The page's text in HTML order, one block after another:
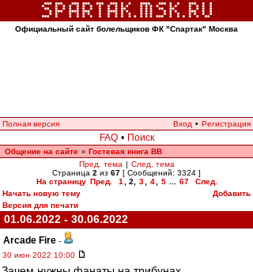
Официальный сайт болельщиков ФК "Спартак" Москва
Полная версия Вход • Регистрация
FAQ • Поиск
Общение на сайте » Гостевая книга ВВ
Пред. тема | След. тема
Страница 2 из 67 [ Сообщений: 3324 ]
На страницу Пред. 1 2 3 4 5 67
След.
Начать новую тему
Добавить
Версия для печати
01.06.2022 - 30.06.2022
Arcade Fire -
30 июн 2022 10:00